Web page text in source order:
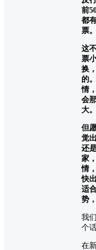
前
都
票。
这
票
换
的
情
会
大。
但
觉
还
家
情，
快
适
势
我
个
在